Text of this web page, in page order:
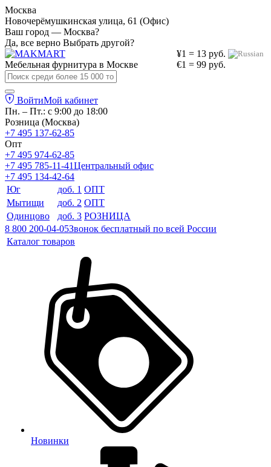
Москва
Новочерёмушкинская улица, 61 (Офис)
Ваш город — Москва?
Да, все верно Выбрать другой?
¥1 = 13 руб.
€1 = 99 руб.
Мебельная фурнитура в Москве
ВойтиМой кабинет
Пн. – Пт.: с 9:00 до 18:00
Розница (Москва)
+7 495 137-62-85
Опт
+7 495 974-62-85
+7 495 785-11-41Центральный офис
+7 495 134-42-64
Юг
доб. 1 ОПТ
Мытищи
доб. 2 ОПТ
Одинцово
доб. 3 РОЗНИЦА
8 800 200-04-05Звонок бесплатный по всей России
Каталог товаров
Новинки